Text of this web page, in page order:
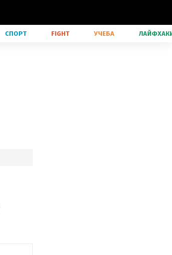
СПОРТ FIGHT УЧЕБА